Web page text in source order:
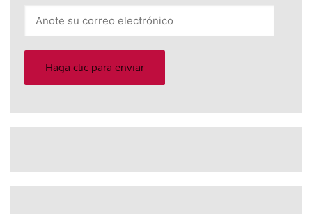
electrónico
Haga clic para enviar